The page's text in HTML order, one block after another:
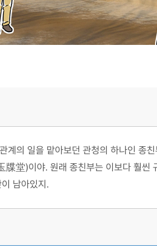
계의 일을 맡아보던 관청의 하나인
牒堂)이야. 원래 종친부는 이보다 훨씬
남아있지.